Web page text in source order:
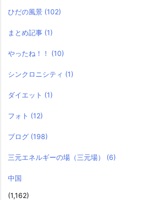
ひだの風景 (102)
まとめ記事 (1)
やったね！！ (10)
シンクロニシティ (1)
ダイエット (1)
フォト (12)
ブログ (198)
三元エネルギーの場（三元場） (6)
中国
(1,162)